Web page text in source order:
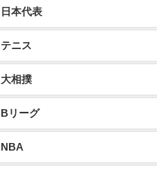
日本代表
テニス
大相撲
Bリーグ
NBA